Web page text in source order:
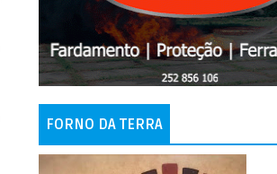
FORNO DA TERRA